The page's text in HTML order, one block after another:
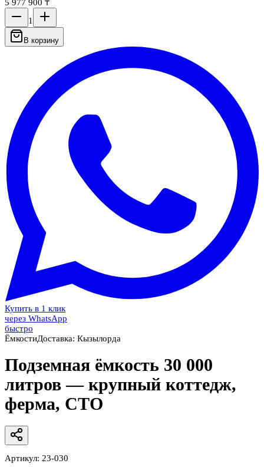
5 977 900 ₸
1
В корзину
Купить в 1 клик
через WhatsApp
быстро
ЁмкостиДоставка: Кызылорда
Подземная ёмкость 30 000
литров — крупный коттедж,
ферма, СТО
Артикул: 23-030